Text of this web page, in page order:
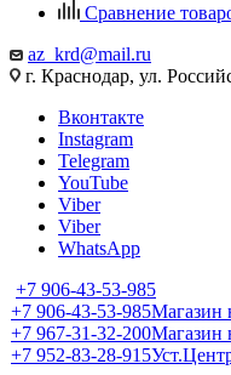
Сравнение
az_krd@mail.ru
г. Краснодар, ул.
Вконтакте
Instagram
Telegram
YouTube
Viber
Viber
WhatsApp
+7 906-43-53-985
+7 906-43-53-985Магазин
+7 967-31-32-200Магазин
+7 952-83-28-915